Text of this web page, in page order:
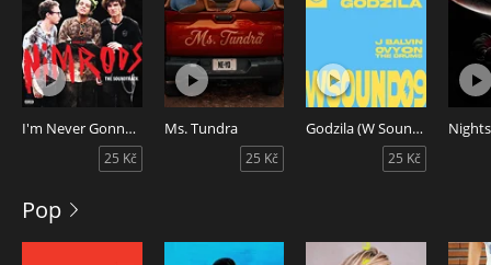
I'm Never Gonna R.I.P.
25 Kč
Ms. Tundra
25 Kč
Godzila (W Sound 09)
25 Kč
Pop